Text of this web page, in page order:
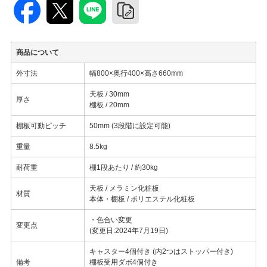
商品について
外寸法 幅800×奥行400×高さ660mm
厚さ
天板 / 30mm
棚板 / 20mm
棚板可動ピッチ 50mm (3段階に設定可能)
重量 8.5kg
耐荷重 棚1段あたり / 約30kg
材質
天板 / メラミン化粧板
本体・棚板 / ポリエステル化粧板
変更点
・色合い変更
(変更日:2024年7月19日)
備考
キャスター4個付き (内2つはストッパー付き)
棚板受用ダボ4個付き